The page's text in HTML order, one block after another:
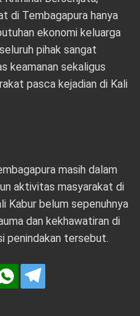
di Tembagapura hanya
ekonomi keluarga
pihak sangat
keamanan sekaligus
pasca kejadian di Kali
masih dalam
aktivitas masyarakat di
Kabur belum sepenuhnya
dan kekhawatiran di
penindakan tersebut.